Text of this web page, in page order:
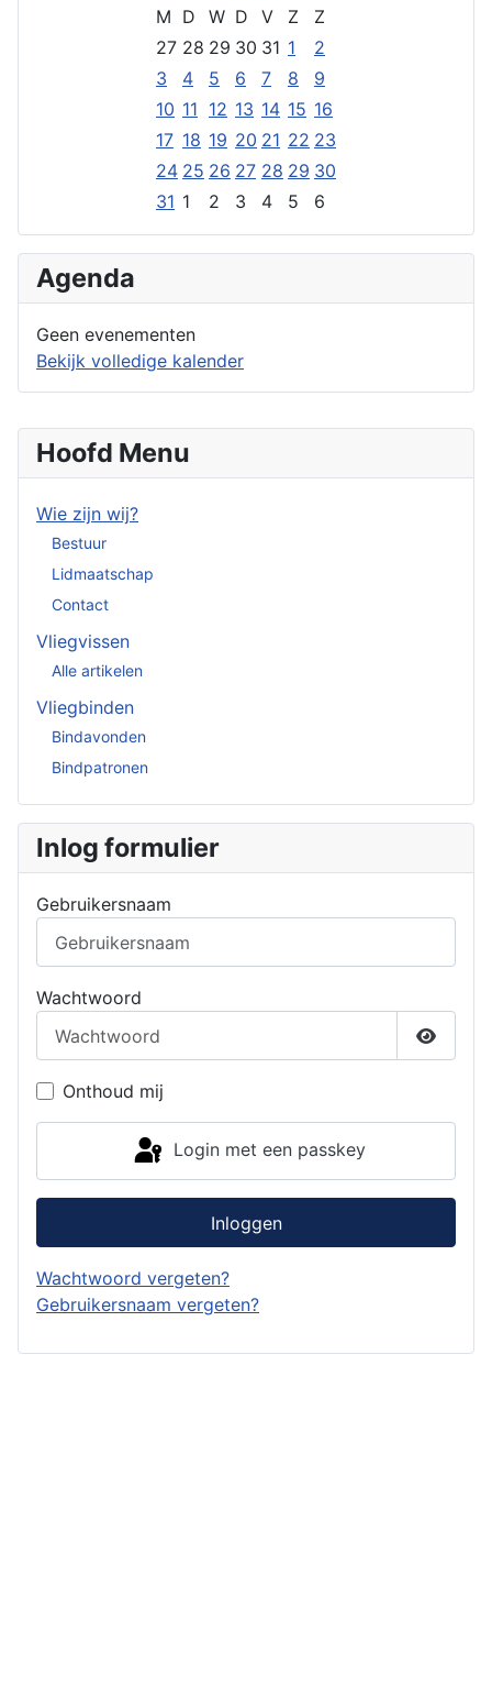
Hoofd Menu
Wie zijn wij?
Bestuur
Lidmaatschap
Contact
Vliegvissen
Alle artikelen
Vliegbinden
Bindavonden
Bindpatronen
Inlog formulier
Gebruikersnaam
Wachtwoord
Toon
Onthoud mij
Login met een passkey
Inloggen
Wachtwoord vergeten?
Gebruikersnaam vergeten?
M D W D V Z
Z
27 28 29 30 31 1
2
3
4 5 6 7 8
9
10 11 12 13 14 15 16
17 18 19 20 21 22 23
24 25 26 27 28 29 30
31 1 2 3 4 5 6
Agenda
Geen evenementen
Bekijk volledige kalender